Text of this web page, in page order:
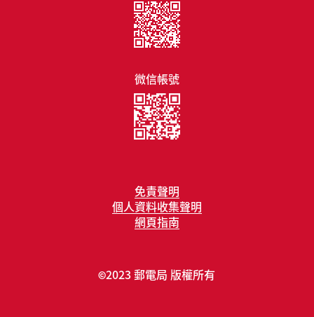
免責聲明
個人資料收集聲明
網頁指南
微信帳號
©2023 郵電局 版權所有